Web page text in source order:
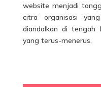
website menjadi
citra organisasi
diandalkan di tengah
yang terus-menerus.